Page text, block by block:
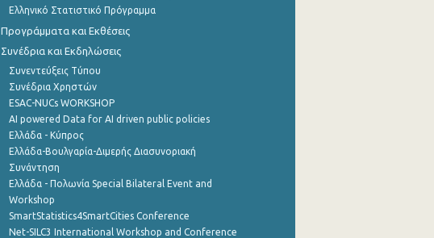
Ελληνικό Στατιστικό Πρόγραμμα
Προγράμματα και Εκθέσεις
Συνέδρια και Εκδηλώσεις
Συνεντεύξεις Τύπου
Συνέδρια Χρηστών
ESAC-NUCs WORKSHOP
AI powered Data for AI driven public policies
Ελλάδα - Κύπρος
Ελλάδα-Βουλγαρία-Διμερής Διασυνοριακή
Συνάντηση
Ελλάδα - Πολωνία Special Bilateral Event and
Workshop
SmartStatistics4SmartCities Conference
Net-SILC3 International Workshop and Conference